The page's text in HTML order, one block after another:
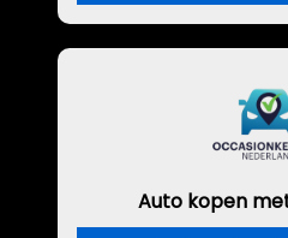
Auto kopen